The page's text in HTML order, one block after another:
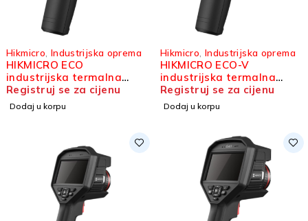
Hikmicro Industrijska oprema
HIKMICRO ECO
industrijska termalna
kamera
Registruj se za cijenu
Dodaj u korpu
Hikmicro Industrijska oprema
HIKMICRO ECO-V
industrijska termalna
kamera
Registruj se za cijenu
Dodaj u korpu